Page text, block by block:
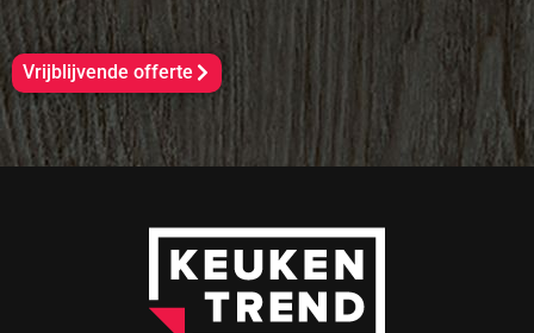
Vrijblijvende offerte